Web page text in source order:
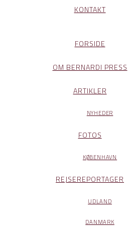
KONTAKT
FORSIDE
OM BERNARDI PRESS
ARTIKLER
NYHEDER
FOTOS
KØBENHAVN
REJSEREPORTAGER
UDLAND
DANMARK